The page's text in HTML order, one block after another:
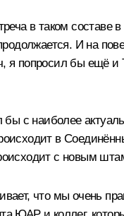
в таком составе
И на
я попросил бы ещё и
бы с наиболее
в
с новым
что мы очень